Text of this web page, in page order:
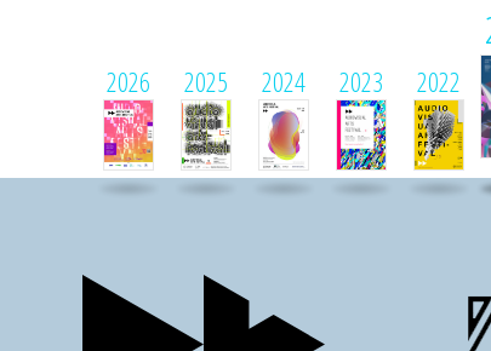
2026 2025 2024 2023 2022